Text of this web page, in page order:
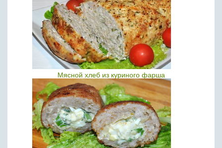
Мясной хлеб из куриного фарша